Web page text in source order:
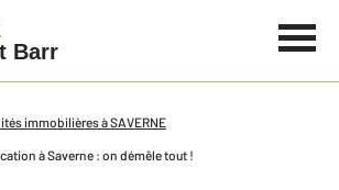
Barr
immobilières à SAVERNE
à Saverne : on démêle tout !